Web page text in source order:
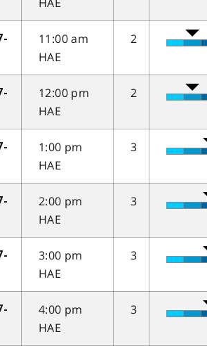
11:00 am
HAE
2
12:00 pm
HAE
2
1:00 pm
HAE
3
2:00 pm
HAE
3
3:00 pm
HAE
3
4:00 pm
HAE
3